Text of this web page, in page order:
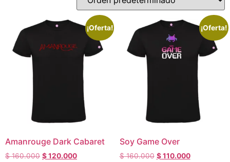
¡Oferta!
Amanrouge Dark Cabaret
$160.000 $120.000
¡Oferta!
Soy Game Over
$160.000 $110.000